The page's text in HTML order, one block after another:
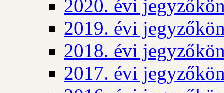
2020. évi
2019. évi
2018. évi
2017. évi